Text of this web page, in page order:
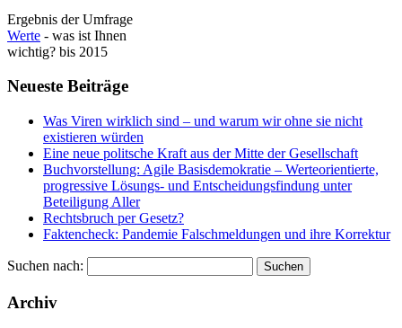
Ergebnis der Umfrage
Werte - was ist Ihnen
wichtig? bis 2015
Neueste Beiträge
Was Viren wirklich sind – und warum wir ohne sie nicht
existieren würden
Eine neue politsche Kraft aus der Mitte der Gesellschaft
Buchvorstellung: Agile Basisdemokratie – Werteorientierte,
progressive Lösungs- und Entscheidungsfindung unter
Beteiligung Aller
Rechtsbruch per Gesetz?
Faktencheck: Pandemie Falschmeldungen und ihre Korrektur
Suchen nach:
Archiv